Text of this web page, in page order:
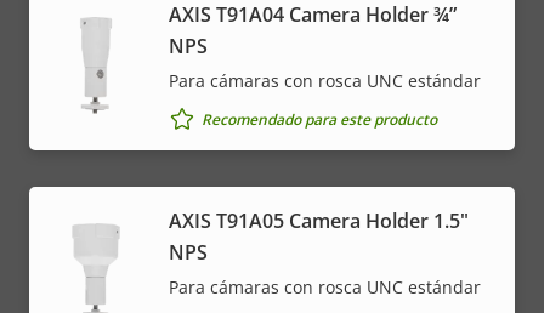
AXIS T91A04 Camera Holder ¾”
NPS
Para cámaras con rosca UNC estándar
Recomendado para este producto
AXIS T91A05 Camera Holder 1.5"
NPS
Para cámaras con rosca UNC estándar